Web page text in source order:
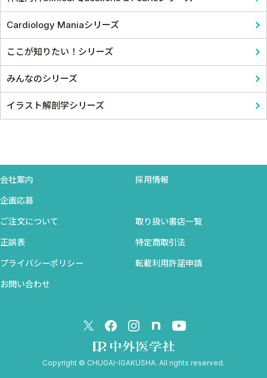
Cardiology Maniaシリーズ
ここが知りたい！シリーズ
みんなのシリーズ
イラスト解剖学シリーズ
会社案内 採用情報
企画応募
ご注文について 取り扱い書店一覧
正誤表 特定商取引法
プライバシーポリシー 転載利用許諾申請
お問い合わせ
Copyright © CHUGAI-IGAKUSHA. All rights reserved.